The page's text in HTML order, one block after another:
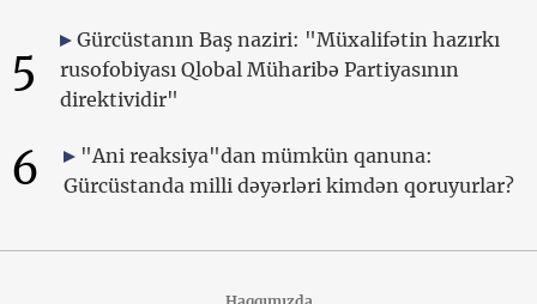
5
Gürcüstanın Baş naziri: "Müxalifətin hazırkı
rusofobiyası Qlobal Müharibə Partiyasının
direktividir"
6
"Ani reaksiya"dan mümkün qanuna:
Gürcüstanda milli dəyərləri kimdən qoruyurlar?